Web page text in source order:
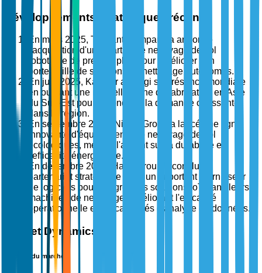
Développements stratégiques récents
En mars 2025, Tennant Company a annoncé
l'acquisition d'une startup de nettoyage de sol
robotique de premier plan pour améliorer son
portefeuille de solutions de nettoyage autonomes.
En juin 2025, Kärcher a élargi sa présence mondiale
en ouvrant une nouvelle usine de fabrication en Asie
du Sud-Est pour répondre à la demande croissante
dans la région.
En septembre 2025, Nilfisk Group a lancé une ligne
innovante d'équipements de nettoyage de sol
écologiques, mettant l'accent sur la durabilité et
l'efficacité énergétique.
En décembre 2025, Hako Group a conclu un
partenariat stratégique avec un important fournisseur
de logiciels pour intégrer des solutions IoT dans leurs
machines de nettoyage, améliorant l'efficacité
opérationnelle et les capacités d'analyse de données.
Market Dynamics
Moteurs du marché